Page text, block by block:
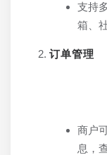
支持
箱、
订单管理
商户
息，